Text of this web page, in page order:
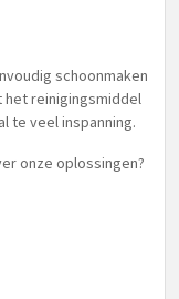
schoonmaken
het reinigingsmiddel
te veel inspanning.
onze oplossingen?